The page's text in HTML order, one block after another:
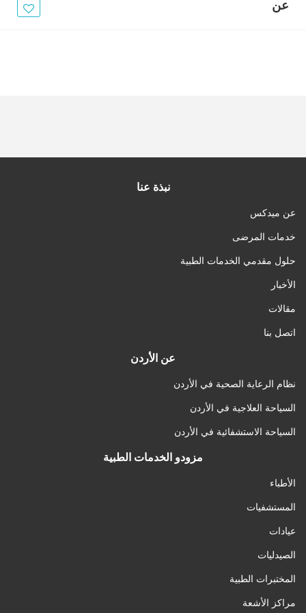
عن
نبذة عنا
عن ميدكس
خدمات المرضى
حلول مقدمي الخدمات الطبية
الأخبار
مقالات
اتصل بنا
عن الأردن
نظام الرعاية الصحية في الأردن
السياحة العلاجية في الأردن
السياحة الاستشفائية في الأردن
مزودو الخدمات الطبية
الأطباء
المستشفيات
عيادات
الصيدليات
المختبرات الطبية
مراكز الأشعة